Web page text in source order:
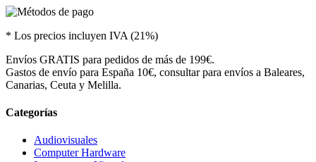
* Los precios incluyen IVA (21%)
Envíos GRATIS para pedidos de más de 199€.
Gastos de envío para España 10€, consultar para envíos a Baleares,
Canarias, Ceuta y Melilla.
Categorías
Audiovisuales
Computer Hardware